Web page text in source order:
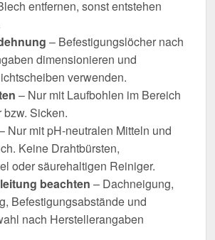
entfernen, sonst entstehen
– Befestigungslöcher nach
dimensionieren und
verwenden.
– Nur mit Laufbohlen im Bereich
Sicken.
Nur mit pH-neutralen Mitteln und
Keine Drahtbürsten,
oder säurehaltigen Reiniger.
beachten – Dachneigung,
Befestigungsabstände und
nach Herstellerangaben